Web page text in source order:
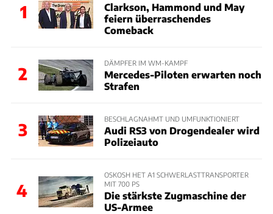
1
Clarkson, Hammond und May
feiern überraschendes
Comeback
2
DÄMPFER IM WM-KAMPF
Mercedes-Piloten erwarten noch
Strafen
3
BESCHLAGNAHMT UND UMFUNKTIONIERT
Audi RS3 von Drogendealer wird
Polizeiauto
4
OSKOSH HET A1 SCHWERLASTTRANSPORTER
MIT 700 PS
Die stärkste Zugmaschine der
US-Armee